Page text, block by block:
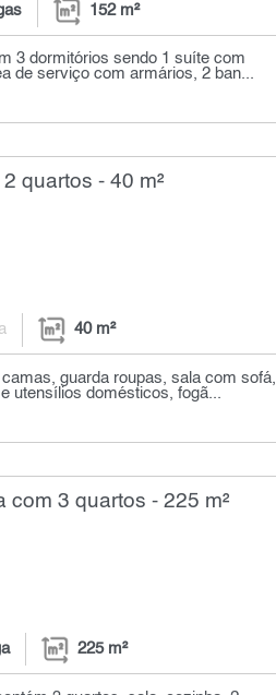
152 m²
3 dormitórios sendo 1 suíte com
de serviço com armários, 2 ban...
quartos - 40 m²
40 m²
guarda roupas, sala com sofá,
utensílios domésticos, fogã...
3 quartos - 225 m²
225 m²